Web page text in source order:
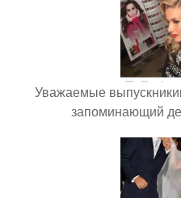
Уважаемые
запоминающий